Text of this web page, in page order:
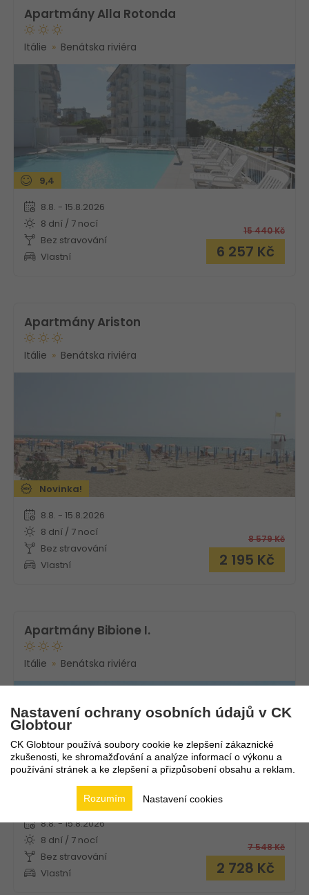
Apartmány Alla Rotonda
Itálie Benátska riviéra
9,4
8.8. - 15.8.2026
8 dní / 7 nocí
Bez stravování
Vlastní
15 440Kč
6 257 Kč
Apartmány Ariston
Itálie Benátska riviéra
Novinka!
8.8. - 15.8.2026
8 dní / 7 nocí
Bez stravování
Vlastní
8 579Kč
2 195 Kč
Apartmány Bibione I.
Itálie Benátska riviéra
8.8. - 15.8.2026
8 dní / 7 nocí
Bez stravování
Vlastní
7 548Kč
2 728 Kč
Nastavení ochrany osobních údajů v CK
Globtour
CK Globtour používá soubory cookie ke zlepšení zákaznické
zkušenosti, ke shromažďování a analýze informací o výkonu a
používání stránek a ke zlepšení a přizpůsobení obsahu a reklam.
Nastavení cookies
Rozumím